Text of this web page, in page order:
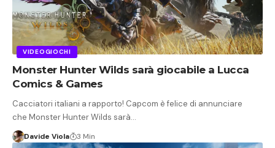
VIDEOGIOCHI
Monster Hunter Wilds sarà giocabile a Lucca
Comics & Games
Cacciatori italiani a rapporto! Capcom è felice di annunciare
che Monster Hunter Wilds sarà…
Davide Viola 3 Min